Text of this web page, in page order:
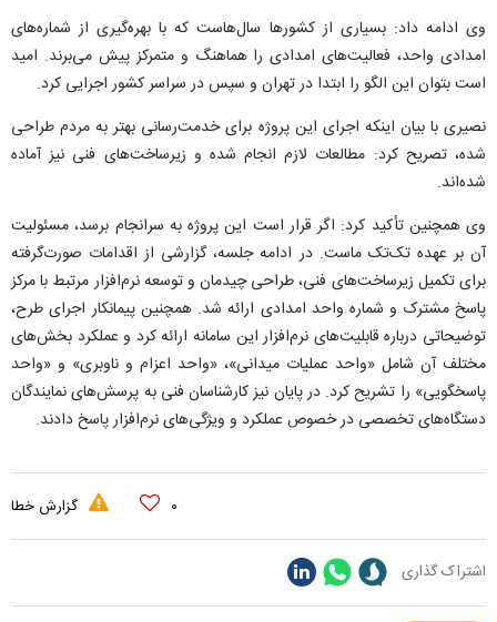
وی ادامه داد: بسیاری از کشور‌ها سال‌هاست که با بهره‌گیری از شماره‌های
امدادی واحد، فعالیت‌های امدادی را هماهنگ و متمرکز پیش می‌برند. امید
است بتوان این الگو را ابتدا در تهران و سپس در سراسر کشور اجرایی کرد.
نصیری با بیان اینکه اجرای این پروژه برای خدمت‌رسانی بهتر به مردم طراحی
شده، تصریح کرد: مطالعات لازم انجام شده و زیرساخت‌های فنی نیز آماده
شده‌اند.
وی همچنین تأکید کرد: اگر قرار است این پروژه به سرانجام برسد، مسئولیت
آن بر عهده تک‌تک ماست. در ادامه جلسه، گزارشی از اقدامات صورت‌گرفته
برای تکمیل زیرساخت‌های فنی، طراحی چیدمان و توسعه نرم‌افزار مرتبط با مرکز
پاسخ مشترک و شماره واحد امدادی ارائه شد. همچنین پیمانکار اجرای طرح،
توضیحاتی درباره قابلیت‌های نرم‌افزار این سامانه ارائه کرد و عملکرد بخش‌های
مختلف آن شامل «واحد عملیات میدانی»، «واحد اعزام و ناوبری» و «واحد
پاسخگویی» را تشریح کرد. در پایان نیز کارشناسان فنی به پرسش‌های نمایندگان
دستگاه‌های تخصصی در خصوص عملکرد و ویژگی‌های نرم‌افزار پاسخ دادند.
۰ گزارش خطا
اشتراک گذاری